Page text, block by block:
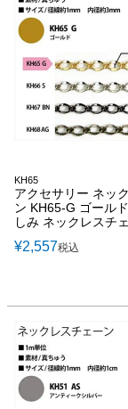
KH65
アクセサリー ネッ
ン KH65-G ゴール
しみ ネックレスチ
¥2,557税込